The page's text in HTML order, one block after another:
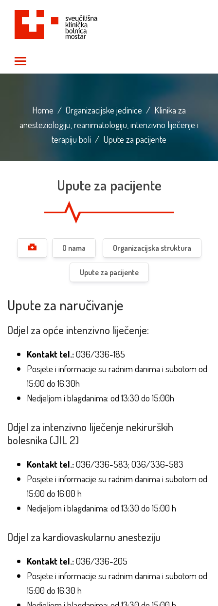
Home / Organizacijske jedinice / Klinika za
anesteziologiju, reanimatologiju, intenzivno liječenje i
terapiju boli / Upute za pacijente
Upute za pacijente
O nama Organizacijska struktura
Upute za pacijente
Upute za naručivanje
Odjel za opće intenzivno liječenje:
Kontakt tel.:036/336-185
Posjete i informacije su radnim danima i subotom od
15:00 do 16.30h
Nedjeljom i blagdanima: od 13:30 do 15:00h
Odjel za intenzivno liječenje nekirurških
bolesnika (JIL 2)
Kontakt tel.:036/336-583; 036/336-583
Posjete i informacije su radnim danima i subotom od
15:00 do 16:00 h
Nedjeljom i blagdanima: od 13:30 do 15:00 h
Odjel za kardiovaskularnu anesteziju
Kontakt tel.:036/336-205
Posjete i informacije su radnim danima i subotom od
15:00 do 16:30 h